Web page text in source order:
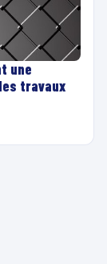
une
travaux